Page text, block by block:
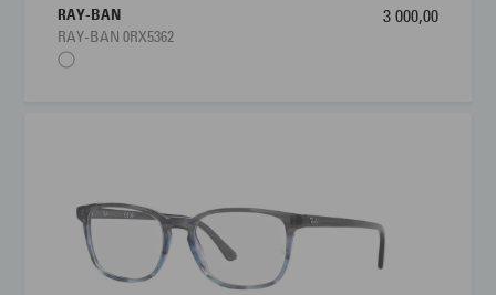
RAY-BAN
RAY-BAN 0RX5362
3 000,00